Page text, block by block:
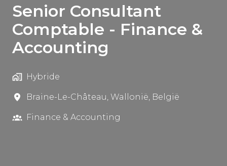
Senior Consultant
Comptable - Finance &
Accounting
Hybride
Braine-Le-Château, Wallonië, België
Finance & Accounting